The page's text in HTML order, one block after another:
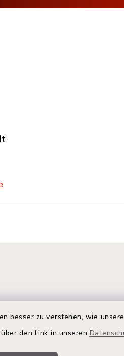
besser zu verstehen, wie
den Link in unseren